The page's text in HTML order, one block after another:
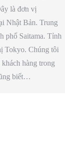
là đơn vị
Nhật Bản. Trung
phố Saitama. Tỉnh
Tokyo. Chúng tôi
hàng trong
biết…